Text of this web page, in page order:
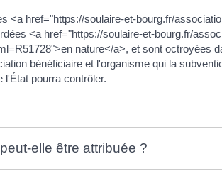
<a href="https://soulaire-et-bourg.fr/
<a href="https://soulaire-et-bourg.fr/
nature</a>, et sont octroyées
bénéficiaire et l'organisme qui la
l'État pourra contrôler.
elle être attribuée ?